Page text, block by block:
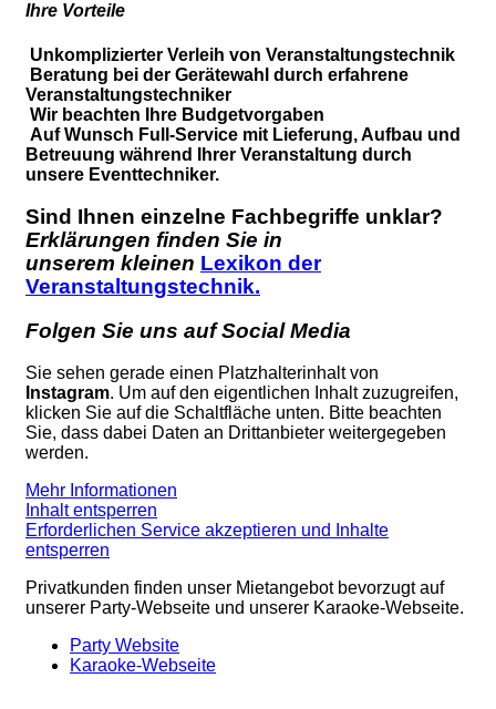
Ihre Vorteile
Unkomplizierter Verleih von Veranstaltungstechnik
Beratung bei der Gerätewahl durch erfahrene
Veranstaltungstechniker
Wir beachten Ihre Budgetvorgaben
Auf Wunsch Full-Service mit Lieferung, Aufbau und
Betreuung während Ihrer Veranstaltung durch
unsere Eventtechniker.
Sind Ihnen einzelne Fachbegriffe unklar?
Erklärungen finden Sie in
unserem kleinen Lexikon der
Veranstaltungstechnik.
Folgen Sie uns auf Social Media
Sie sehen gerade einen Platzhalterinhalt von
Instagram. Um auf den eigentlichen Inhalt zuzugreifen,
klicken Sie auf die Schaltfläche unten. Bitte beachten
Sie, dass dabei Daten an Drittanbieter weitergegeben
werden.
Mehr Informationen
Inhalt entsperren
Erforderlichen Service akzeptieren und Inhalte
entsperren
Privatkunden finden unser Mietangebot bevorzugt auf
unserer Party-Webseite und unserer Karaoke-Webseite.
Party Website
Karaoke-Webseite